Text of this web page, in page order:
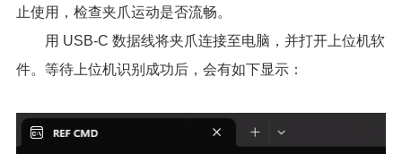
止使用，检查夹爪运动是否流畅。
用 USB-C 数据线将夹爪连接至电脑，并打开上位机软
件。等待上位机识别成功后，会有如下显示：